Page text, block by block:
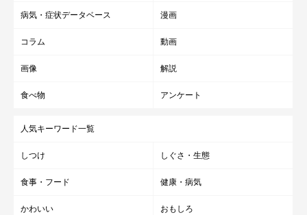
病気・症状データベース 漫画
コラム 動画
画像 解説
食べ物 アンケート
人気キーワード一覧
しつけ しぐさ・生態
食事・フード 健康・病気
かわいい おもしろ